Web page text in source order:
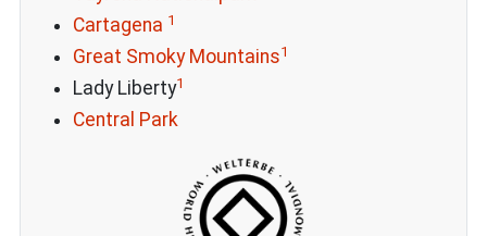
Cartagena 1
Great Smoky Mountains1
Lady Liberty1
Central Park